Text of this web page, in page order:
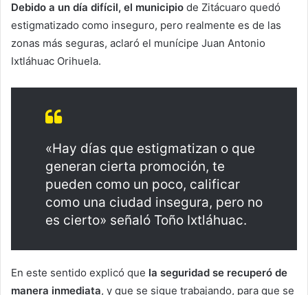
Debido a un día difícil, el municipio de Zitácuaro quedó
estigmatizado como inseguro, pero realmente es de las
zonas más seguras, aclaró el munícipe Juan Antonio
Ixtláhuac Orihuela.
«Hay días que estigmatizan o que
generan cierta promoción, te
pueden como un poco, calificar
como una ciudad insegura, pero no
es cierto» señaló Toño Ixtláhuac.
En este sentido explicó que la seguridad se recuperó de
manera inmediata, y que se sigue trabajando, para que se